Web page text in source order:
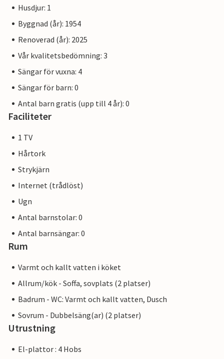
Husdjur: 1
Byggnad (år): 1954
Renoverad (år): 2025
Vår kvalitetsbedömning: 3
Sängar för vuxna: 4
Sängar för barn: 0
Antal barn gratis (upp till 4 år): 0
Faciliteter
1 TV
Hårtork
Strykjärn
Internet (trådlöst)
Ugn
Antal barnstolar: 0
Antal barnsängar: 0
Rum
Varmt och kallt vatten i köket
Allrum/kök - Soffa, sovplats (2 platser)
Badrum - WC: Varmt och kallt vatten, Dusch
Sovrum - Dubbelsäng(ar) (2 platser)
Utrustning
El-plattor : 4 Hobs